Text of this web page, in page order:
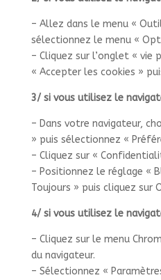
– Allez dans le menu «
sélectionnez le menu «
– Cliquez sur l’onglet « vie
« Accepter les cookies »
3/ si vous utilisez le
– Dans votre navigateur,
» puis sélectionnez «
– Cliquez sur «
– Positionnez le réglage «
Toujours » puis cliquez sur
4/ si vous utilisez le
– Cliquez sur le menu
du navigateur.
– Sélectionnez «